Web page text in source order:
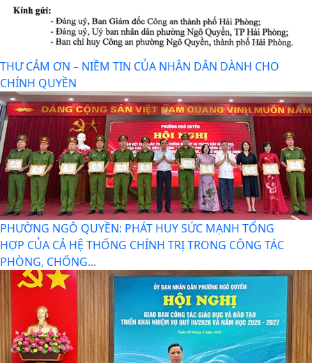
THƯ CẢM ƠN – NIỀM TIN CỦA NHÂN DÂN DÀNH CHO
CHÍNH QUYỀN
PHƯỜNG NGÔ QUYỀN: PHÁT HUY SỨC MẠNH TỔNG
HỢP CỦA CẢ HỆ THỐNG CHÍNH TRỊ TRONG CÔNG TÁC
PHÒNG, CHỐNG...